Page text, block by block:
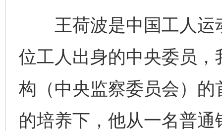
王荷波是中国工人运
位工人出身的中央委员
构（中央监察委员会）
的培养下，他从一名普